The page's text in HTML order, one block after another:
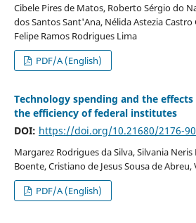
Cibele Pires de Matos, Roberto Sérgio do
dos Santos Sant'Ana, Nélida Astezia Castro
Felipe Ramos Rodrigues Lima
PDF/A (English)
Technology spending and the
the efficiency of federal institutes
DOI: https://doi.org/10.21680/2176-
Margarez Rodrigues da Silva, Silvania
Boente, Cristiano de Jesus Sousa de Abreu,
PDF/A (English)